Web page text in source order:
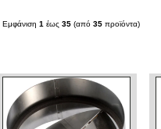
Εμφάνιση 1 έως 35(από 35προϊόντα)